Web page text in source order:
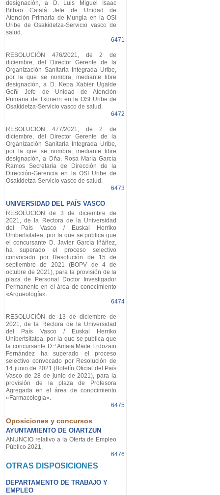
designación, a D. Luis Miguel Isaac
Bilbao Catalá Jefe de Unidad de
Atención Primaria de Mungia en la OSI
Uribe de Osakidetza-Servicio vasco de
salud.
6471
RESOLUCIÓN 476/2021, de 2 de
diciembre, del Director Gerente de la
Organización Sanitaria Integrada Uribe,
por la que se nombra, mediante libre
designación, a D. Kepa Xabier Ugalde
Goñi Jefe de Unidad de Atención
Primaria de Txorierri en la OSI Uribe de
Osakidetza-Servicio vasco de salud.
6472
RESOLUCIÓN 477/2021, de 2 de
diciembre, del Director Gerente de la
Organización Sanitaria Integrada Uribe,
por la que se nombra, mediante libre
designación, a Dña. Rosa María García
Ramos Secretaria de Dirección de la
Dirección-Gerencia en la OSI Uribe de
Osakidetza-Servicio vasco de salud.
6473
UNIVERSIDAD DEL PAÍS VASCO
RESOLUCIÓN de 3 de diciembre de
2021, de la Rectora de la Universidad
del País Vasco / Euskal Herriko
Unibertsitatea, por la que se publica que
el concursante D. Javier García Iñáñez,
ha superado el proceso selectivo
convocado por Resolución de 15 de
septiembre de 2021 (BOPV de 4 de
octubre de 2021), para la provisión de la
plaza de Personal Doctor Investigador
Permanente en el área de conocimiento
«Arqueología».
6474
RESOLUCIÓN de 13 de diciembre de
2021, de la Rectora de la Universidad
del País Vasco / Euskal Herriko
Unibertsitatea, por la que se publica que
la concursante D.ª Amaia Maite Erdozain
Fernández ha superado el proceso
selectivo convocado por Resolución de
14 junio de 2021 (Boletín Oficial del País
Vasco de 28 de junio de 2021), para la
provisión de la plaza de Profesora
Agregada en el área de conocimiento
«Farmacología».
6475
Oposiciones y concursos
AYUNTAMIENTO DE OIARTZUN
ANUNCIO relativo a la Oferta de Empleo
Público 2021.
6476
OTRAS DISPOSICIONES
DEPARTAMENTO DE TRABAJO Y
EMPLEO